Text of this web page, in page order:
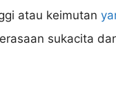
atau keimutan
sukacita